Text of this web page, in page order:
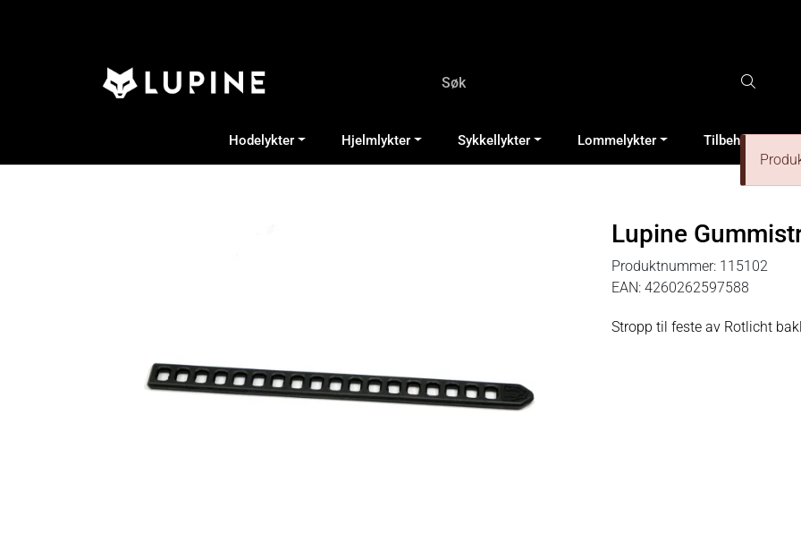
Hodelykter Hjelmlykter Sykkellykter Lommelykter Tilbehør &
Lupine
Produktnummer: 115102
EAN: 4260262597588
Stropp til feste av Rotlicht